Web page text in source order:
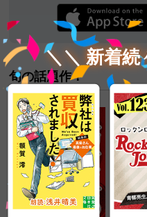
旬の話題作！
＼＼ 新着続